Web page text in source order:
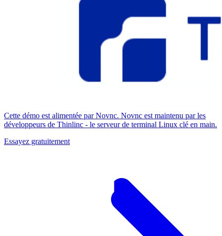
Cette démo est alimentée par Novnc. Novnc est maintenu par les
développeurs de Thinlinc - le serveur de terminal Linux clé en main.
Essayez gratuitement